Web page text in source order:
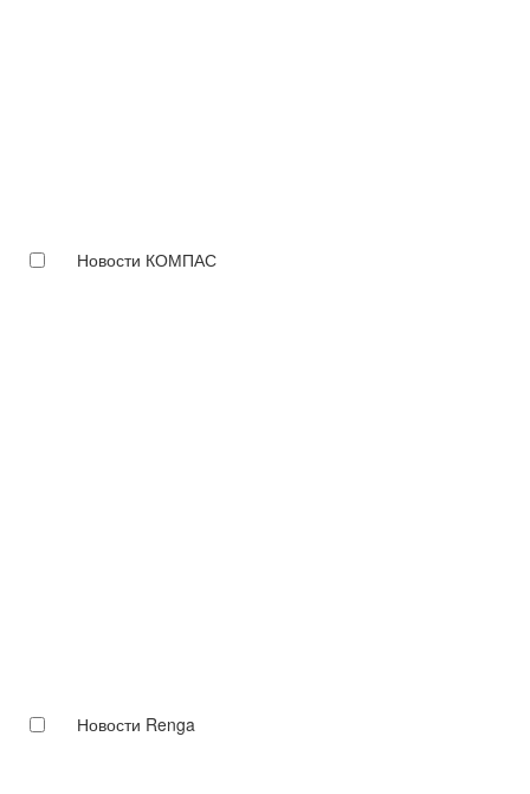
Новости КОМПАС
Новости Renga